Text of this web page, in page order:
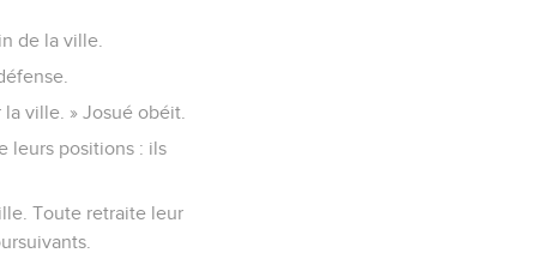
de la ville.
ville. » Josué obéit.
leurs positions : ils
Toute retraite leur